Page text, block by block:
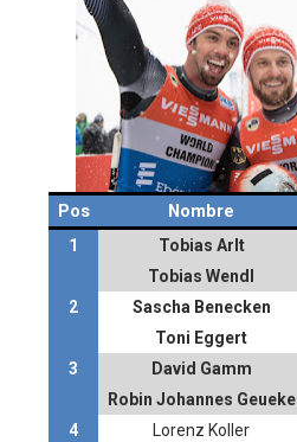
Pos Nombre
1
Tobias Arlt
Tobias Wendl
2
Sascha Benecken
Toni Eggert
3
David Gamm
Robin Johannes Geueke
4
Lorenz Koller